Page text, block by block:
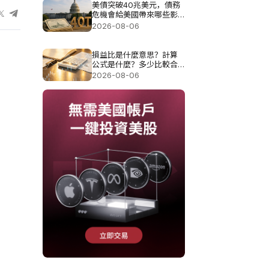
美債突破40兆美元，債務
危機會給美國帶來哪些影
響?
2026-08-06
損益比是什麼意思？計算
公式是什麼？多少比較合
理？
2026-08-06